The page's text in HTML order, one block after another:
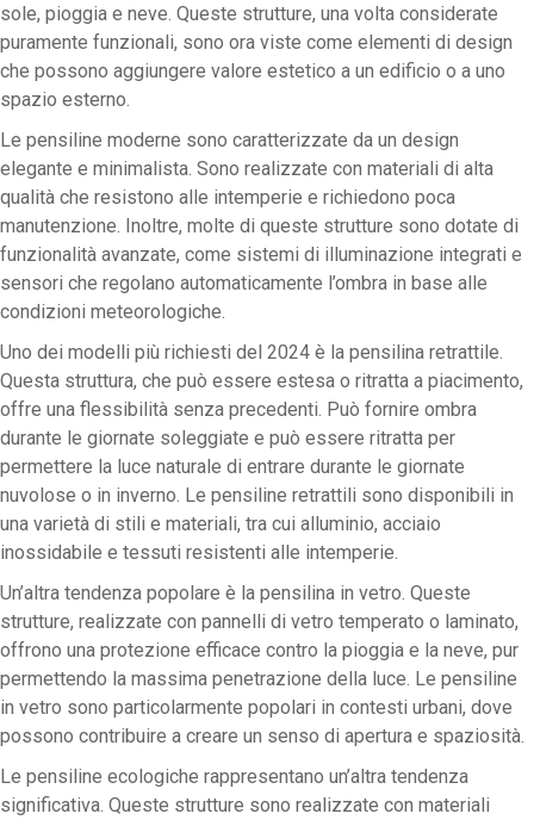
sole, pioggia e neve. Queste strutture, una volta considerate
puramente funzionali, sono ora viste come elementi di design
che possono aggiungere valore estetico a un edificio o a uno
spazio esterno.
Le pensiline moderne sono caratterizzate da un design
elegante e minimalista. Sono realizzate con materiali di alta
qualità che resistono alle intemperie e richiedono poca
manutenzione. Inoltre, molte di queste strutture sono dotate di
funzionalità avanzate, come sistemi di illuminazione integrati e
sensori che regolano automaticamente l’ombra in base alle
condizioni meteorologiche.
Uno dei modelli più richiesti del 2024 è la pensilina retrattile.
Questa struttura, che può essere estesa o ritratta a piacimento,
offre una flessibilità senza precedenti. Può fornire ombra
durante le giornate soleggiate e può essere ritratta per
permettere la luce naturale di entrare durante le giornate
nuvolose o in inverno. Le pensiline retrattili sono disponibili in
una varietà di stili e materiali, tra cui alluminio, acciaio
inossidabile e tessuti resistenti alle intemperie.
Un’altra tendenza popolare è la pensilina in vetro. Queste
strutture, realizzate con pannelli di vetro temperato o laminato,
offrono una protezione efficace contro la pioggia e la neve, pur
permettendo la massima penetrazione della luce. Le pensiline
in vetro sono particolarmente popolari in contesti urbani, dove
possono contribuire a creare un senso di apertura e spaziosità.
Le pensiline ecologiche rappresentano un’altra tendenza
significativa. Queste strutture sono realizzate con materiali